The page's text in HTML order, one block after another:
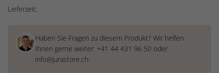
Lieferzeit:
Haben Sie Fragen zu diesem Produkt? Wir helfen
Ihnen gerne weiter: +41 44 431 96 50 oder
info@jurastore.ch